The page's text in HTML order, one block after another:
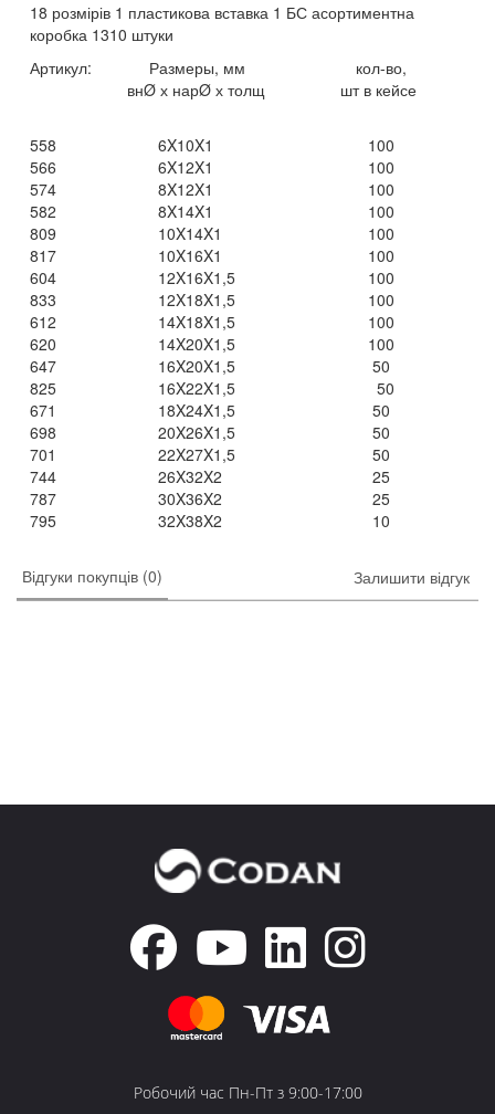
18 розмірів 1 пластикова вставка 1 БС асортиментна
коробка 1310 штуки
Артикул: Размеры, мм кол-во,
внØ х нарØ х толщ шт в кейсе
558 6X10X1 100
566 6X12X1 100
574 8X12X1 100
582 8X14X1 100
809 10X14X1 100
817 10X16X1 100
604 12X16X1,5 100
833 12X18X1,5 100
612 14X18X1,5 100
620 14X20X1,5 100
647 16X20X1,5 50
825 16X22X1,5 50
671 18X24X1,5 50
698 20X26X1,5 50
701 22X27X1,5 50
744 26X32X2 25
787 30X36X2 25
795 32X38X2 10
Відгуки покупців (0) Залишити відгук
Робочий час Пн-Пт з 9:00-17:00